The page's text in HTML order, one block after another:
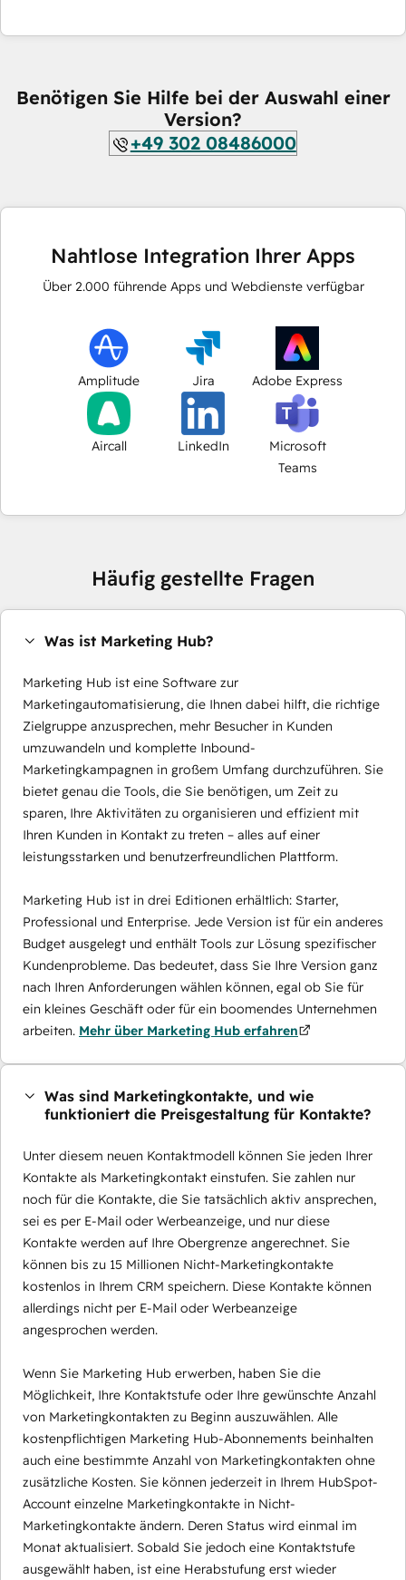
Benötigen Sie Hilfe bei der Auswahl einer
Version?
+49 302 08486000
Nahtlose Integration Ihrer Apps
Über 2.000 führende Apps und Webdienste verfügbar
Amplitude Jira Adobe Express
Aircall LinkedIn
Microsoft
Teams
Häufig gestellte Fragen
Was ist Marketing Hub?
Marketing Hub ist eine Software zur
Marketingautomatisierung, die Ihnen dabei hilft, die richtige
Zielgruppe anzusprechen, mehr Besucher in Kunden
umzuwandeln und komplette Inbound-
Marketingkampagnen in großem Umfang durchzuführen. Sie
bietet genau die Tools, die Sie benötigen, um Zeit zu
sparen, Ihre Aktivitäten zu organisieren und effizient mit
Ihren Kunden in Kontakt zu treten – alles auf einer
leistungsstarken und benutzerfreundlichen Plattform.
Marketing Hub ist in drei Editionen erhältlich: Starter,
Professional und Enterprise. Jede Version ist für ein anderes
Budget ausgelegt und enthält Tools zur Lösung spezifischer
Kundenprobleme. Das bedeutet, dass Sie Ihre Version ganz
nach Ihren Anforderungen wählen können, egal ob Sie für
ein kleines Geschäft oder für ein boomendes Unternehmen
arbeiten. Mehr über Marketing Hub erfahren
Was sind Marketingkontakte, und wie
funktioniert die Preisgestaltung für Kontakte?
Unter diesem neuen Kontaktmodell können Sie jeden Ihrer
Kontakte als Marketingkontakt einstufen. Sie zahlen nur
noch für die Kontakte, die Sie tatsächlich aktiv ansprechen,
sei es per E-Mail oder Werbeanzeige, und nur diese
Kontakte werden auf Ihre Obergrenze angerechnet. Sie
können bis zu 15 Millionen Nicht-Marketingkontakte
kostenlos in Ihrem CRM speichern. Diese Kontakte können
allerdings nicht per E-Mail oder Werbeanzeige
angesprochen werden.
Wenn Sie Marketing Hub erwerben, haben Sie die
Möglichkeit, Ihre Kontaktstufe oder Ihre gewünschte Anzahl
von Marketingkontakten zu Beginn auszuwählen. Alle
kostenpflichtigen Marketing Hub-Abonnements beinhalten
auch eine bestimmte Anzahl von Marketingkontakten ohne
zusätzliche Kosten. Sie können jederzeit in Ihrem HubSpot-
Account einzelne Marketingkontakte in Nicht-
Marketingkontakte ändern. Deren Status wird einmal im
Monat aktualisiert. Sobald Sie jedoch eine Kontaktstufe
ausgewählt haben, ist eine Herabstufung erst wieder